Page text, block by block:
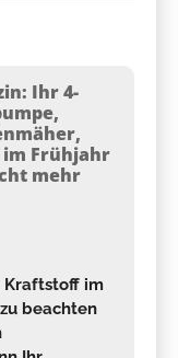
Ihr 4-
im Frühjahr
mehr
Kraftstoff im
beachten